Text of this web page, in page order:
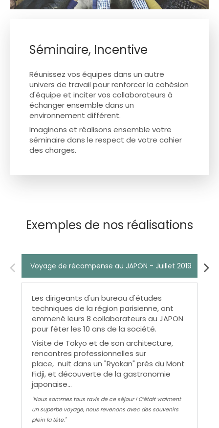
Séminaire, Incentive
Réunissez vos équipes dans un autre
univers de travail pour renforcer la cohésion
d'équipe et inciter vos collaborateurs à
échanger ensemble dans un
environnement différent.
Imaginons et réalisons ensemble votre
séminaire dans le respect de votre cahier
des charges.
Exemples de nos réalisations
Voyage de récompense au JAPON - Juillet 2019
Les dirigeants d'un bureau d'études
techniques de la région parisienne, ont
emmené leurs 8 collaborateurs au JAPON
pour fêter les 10 ans de la société.
Visite de Tokyo et de son architecture,
rencontres professionnelles sur
place, nuit dans un "Ryokan" près du Mont
Fidji, et découverte de la gastronomie
japonaise...
"Nous sommes tous ravis de ce séjour ! C’était vraiment
un superbe voyage, nous revenons avec des souvenirs
plein la tête."